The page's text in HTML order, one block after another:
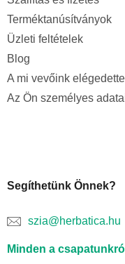
Terméktanúsítványok
Üzleti feltételek
Blog
A mi vevőink
Az Ön személyes
Segíthetünk Önnek?
szia@herbatica.hu
Minden a csapatunkról